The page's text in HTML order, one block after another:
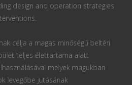
design and operation strategies
célja a magas minőségű beltéri
teljes élettartama alatt
melyek magukban
levegőbe jutásának